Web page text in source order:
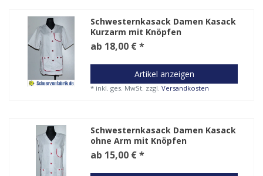
Schwesternkasack Damen Kasack
Kurzarm mit Knöpfen
ab 18,00 € *
Artikel anzeigen
* inkl. ges. MwSt. zzgl.Versandkosten
Schwesternkasack Damen Kasack
ohne Arm mit Knöpfen
ab 15,00 € *